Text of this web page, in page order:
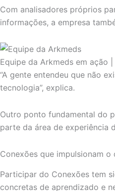
Com analisadores próprios
informações, a empresa
Equipe da Arkmeds em ação
“A gente entendeu que não
tecnologia”, explica.
Outro ponto fundamental do
parte da área de experiência
Conexões que impulsionam o
Participar do Conexões tem
concretas de aprendizado e